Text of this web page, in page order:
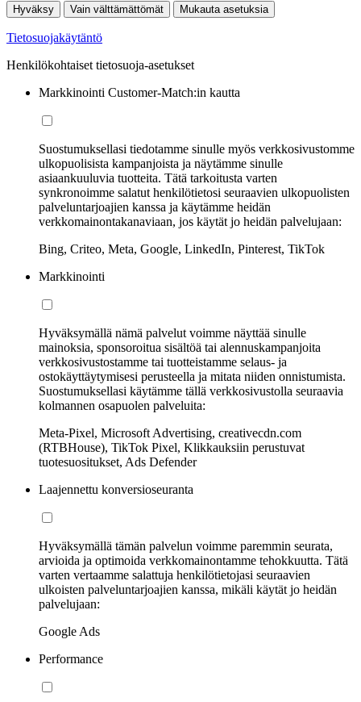
Hyväksy Vain välttämättömät Mukauta asetuksia
Tietosuojakäytäntö
Henkilökohtaiset tietosuoja-asetukset
Markkinointi Customer-Match:in kautta
Suostumuksellasi tiedotamme sinulle myös verkkosivustomme
ulkopuolisista kampanjoista ja näytämme sinulle
asiaankuuluvia tuotteita. Tätä tarkoitusta varten
synkronoimme salatut henkilötietosi seuraavien ulkopuolisten
palveluntarjoajien kanssa ja käytämme heidän
verkkomainontakanaviaan, jos käytät jo heidän palvelujaan:
Bing, Criteo, Meta, Google, LinkedIn, Pinterest, TikTok
Markkinointi
Hyväksymällä nämä palvelut voimme näyttää sinulle
mainoksia, sponsoroitua sisältöä tai alennuskampanjoita
verkkosivustostamme tai tuotteistamme selaus- ja
ostokäyttäytymisesi perusteella ja mitata niiden onnistumista.
Suostumuksellasi käytämme tällä verkkosivustolla seuraavia
kolmannen osapuolen palveluita:
Meta-Pixel, Microsoft Advertising, creativecdn.com
(RTBHouse), TikTok Pixel, Klikkauksiin perustuvat
tuotesuositukset, Ads Defender
Laajennettu konversioseuranta
Hyväksymällä tämän palvelun voimme paremmin seurata,
arvioida ja optimoida verkkomainontamme tehokkuutta. Tätä
varten vertaamme salattuja henkilötietojasi seuraavien
ulkoisten palveluntarjoajien kanssa, mikäli käytät jo heidän
palvelujaan:
Google Ads
Performance